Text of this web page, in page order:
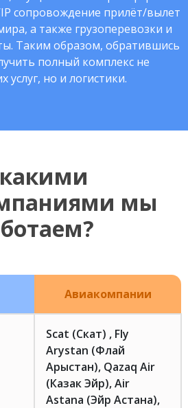
сопровождение прилёт/вылет
а также грузоперевозки и
Таким образом, обратившись
полный комплекс не
услуг, но и логистики.
мы
Авиакомпании
Scat (Скат) , Fly
Arystan (Флай
Арыстан), Qazaq Air
(Казак Эйр), Air
Astana (Эйр Астана),